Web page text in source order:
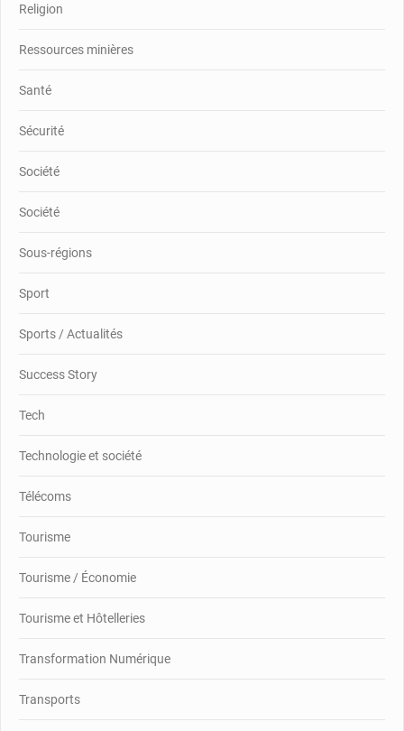
Religion
Ressources minières
Santé
Sécurité
Société
Société
Sous-régions
Sport
Sports / Actualités
Success Story
Tech
Technologie et société
Télécoms
Tourisme
Tourisme / Économie
Tourisme et Hôtelleries
Transformation Numérique
Transports